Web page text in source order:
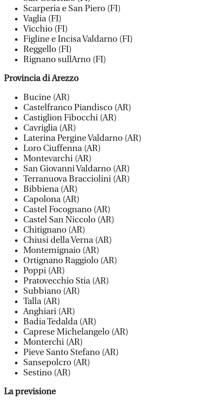
Scarperia e San Piero (FI)
Vaglia (FI)
Vicchio (FI)
Figline e Incisa Valdarno (FI)
Reggello (FI)
Rignano sullArno (FI)
Provincia di Arezzo
Bucine (AR)
Castelfranco Piandisco (AR)
Castiglion Fibocchi (AR)
Cavriglia (AR)
Laterina Pergine Valdarno (AR)
Loro Ciuffenna (AR)
Montevarchi (AR)
San Giovanni Valdarno (AR)
Terranuova Bracciolini (AR)
Bibbiena (AR)
Capolona (AR)
Castel Focognano (AR)
Castel San Niccolo (AR)
Chitignano (AR)
Chiusi della Verna (AR)
Montemignaio (AR)
Ortignano Raggiolo (AR)
Poppi (AR)
Pratovecchio Stia (AR)
Subbiano (AR)
Talla (AR)
Anghiari (AR)
Badia Tedalda (AR)
Caprese Michelangelo (AR)
Monterchi (AR)
Pieve Santo Stefano (AR)
Sansepolcro (AR)
Sestino (AR)
La previsione